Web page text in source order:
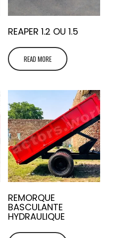
REAPER 1.2 OU 1.5
READ MORE
REMORQUE
BASCULANTE
HYDRAULIQUE